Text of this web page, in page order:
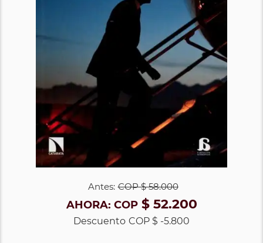
Antes: COP$ 58.000
AHORA: COP$ 52.200
Descuento COP $ -5.800